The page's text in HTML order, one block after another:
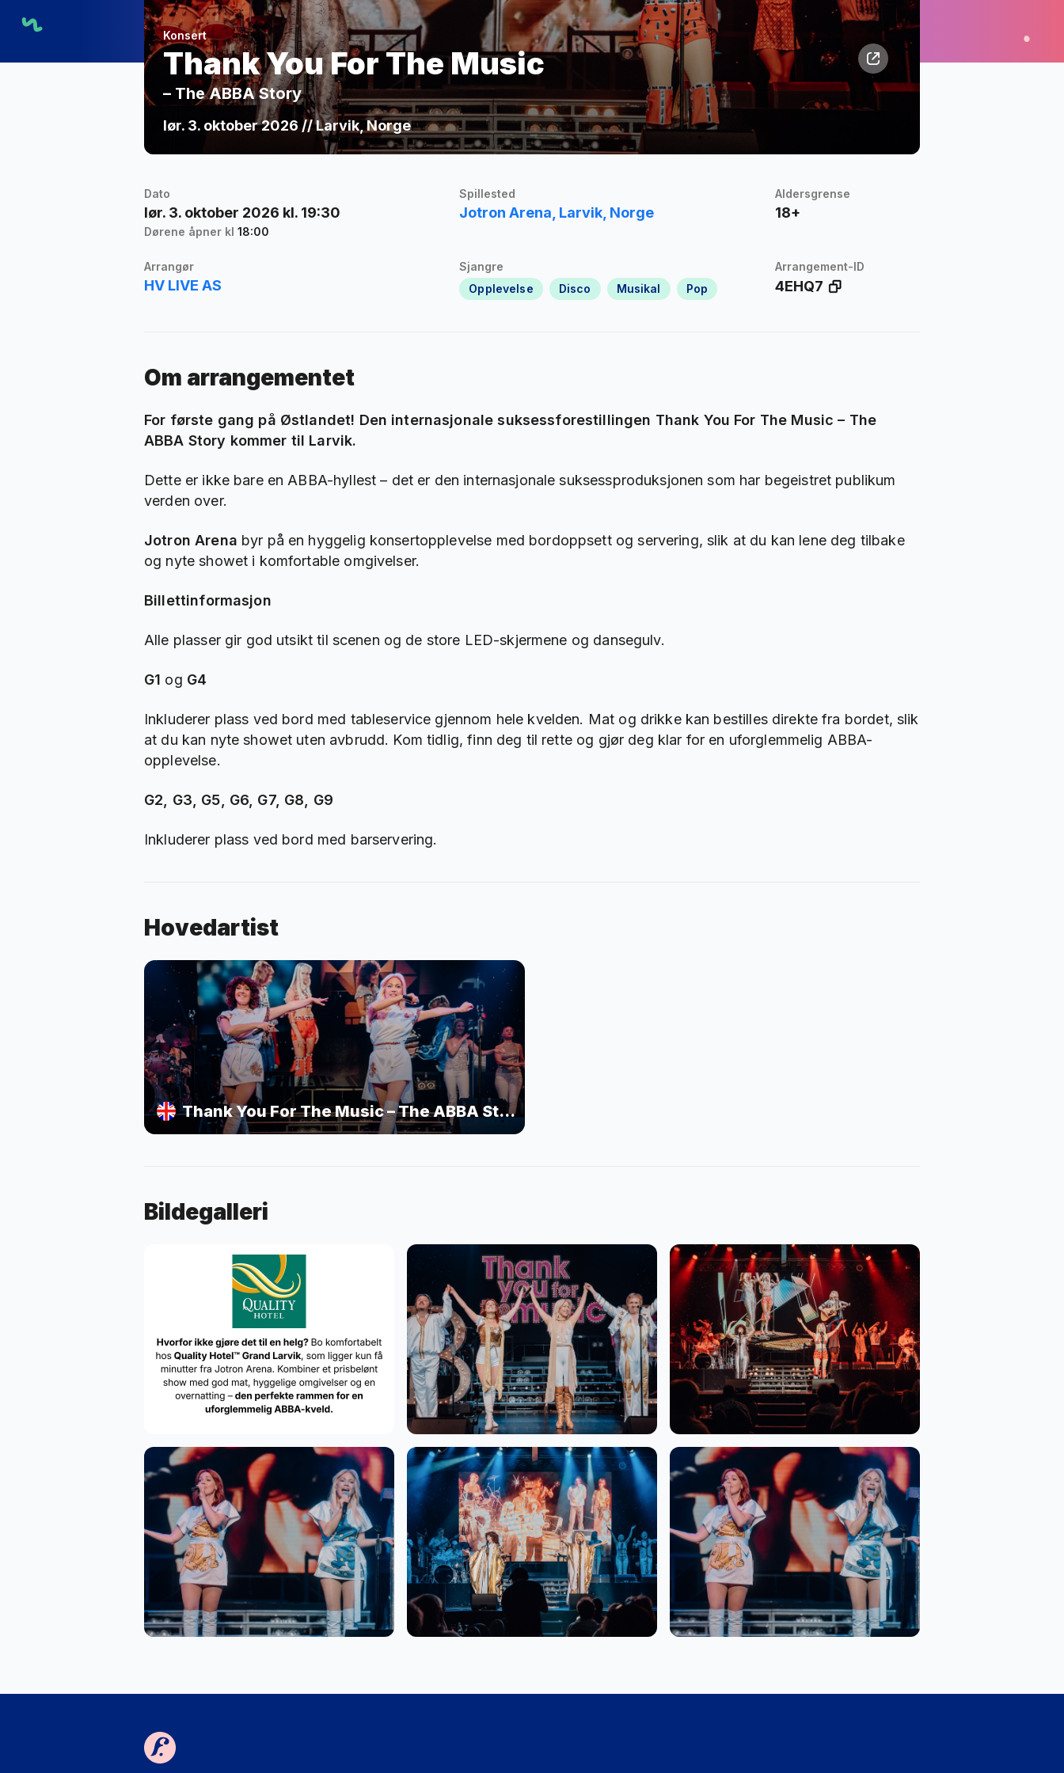
Konsert
Thank You For The Music
– The ABBA Story
lør. 3. oktober 2026 // Larvik, Norge
Dato
lør. 3. oktober 2026 kl. 19:30
Dørene åpner kl 18:00
Spillested
Jotron Arena, Larvik, Norge
Arrangør
HV LIVE AS
Aldersgrense
18+
Arrangement-ID
4EHQ7
Sjangre
Opplevelse
Disco Musikal Pop
Om arrangementet
For første gang på Østlandet! Den internasjonale suksessforestillingen Thank You For The Music – The
ABBA Story kommer til Larvik.
Dette er ikke bare en ABBA-hyllest – det er den internasjonale suksessproduksjonen som har begeistret publikum
verden over.
Jotron Arena byr på en hyggelig konsertopplevelse med bordoppsett og servering, slik at du kan lene deg tilbake
og nyte showet i komfortable omgivelser.
Billettinformasjon
Alle plasser gir god utsikt til scenen og de store LED-skjermene og dansegulv.
G1 og G4
Inkluderer plass ved bord med tableservice gjennom hele kvelden. Mat og drikke kan bestilles direkte fra bordet, slik
at du kan nyte showet uten avbrudd. Kom tidlig, finn deg til rette og gjør deg klar for en uforglemmelig ABBA-
opplevelse.
G2, G3, G5, G6, G7, G8, G9
Inkluderer plass ved bord med barservering.
Hovedartist
Thank You For The Music – The ABBA Story
Bildegalleri